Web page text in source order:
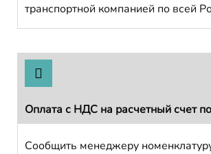
транспортной компанией по всей
Оплата с НДС на расчетный счет
Сообщить менеджеру